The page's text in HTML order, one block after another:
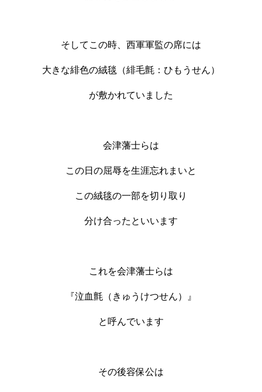
そしてこの時、西軍軍監の席には
大きな緋色の絨毯（緋毛氈：ひもうせん）
が敷かれていました
会津藩士らは
この日の屈辱を生涯忘れまいと
この絨毯の一部を切り取り
分け合ったといいます
これを会津藩士らは
『泣血氈（きゅうけつせん）』
と呼んでいます
その後容保公は